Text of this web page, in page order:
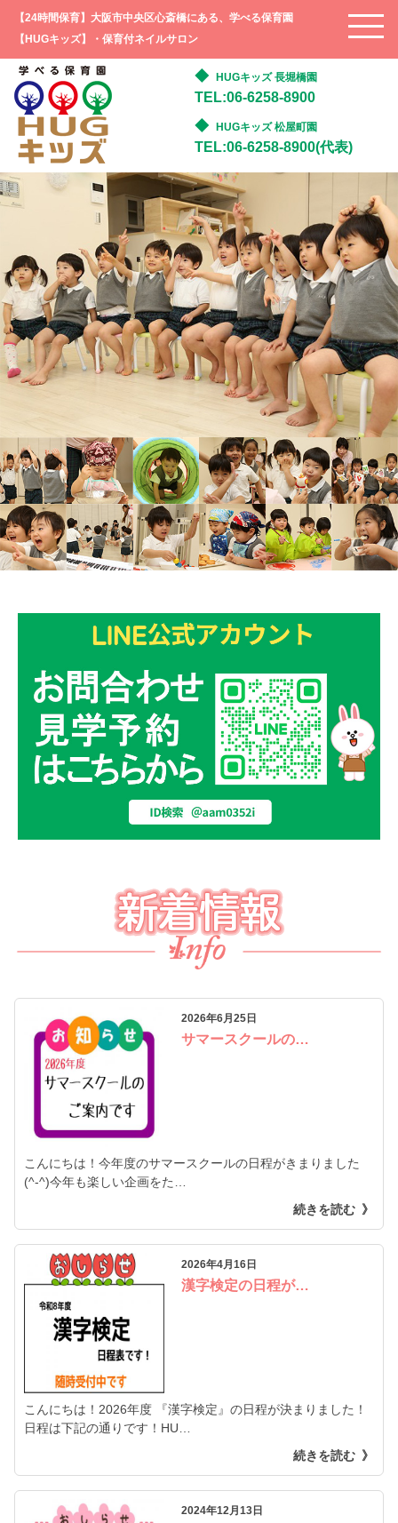
【24時間保育】大阪市中央区心斎橋にある、学べる保育園
【HUGキッズ】・保育付ネイルサロン
HUGキッズ 長堀橋園
TEL:06-6258-8900
HUGキッズ 松屋町園
TEL:06-6258-8900(代表)
2026年6月25日
サマースクールの…
こんにちは！今年度のサマースクールの日程がきまりました
(^-^)今年も楽しい企画をた…
続きを読む
2026年4月16日
漢字検定の日程が…
こんにちは！2026年度 『漢字検定』の日程が決まりました！
日程は下記の通りです！HU…
続きを読む
2024年12月13日